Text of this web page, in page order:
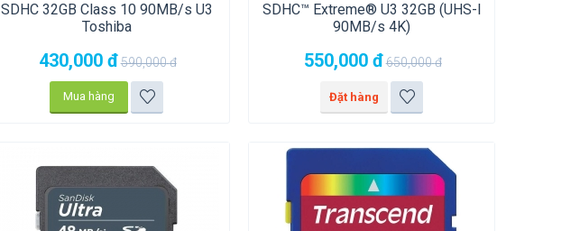
SDHC 32GB Class 10 90MB/s U3
Toshiba
430,000 đ590,000đ
Mua hàng
SDHC™ Extreme® U3 32GB (UHS-I
90MB/s 4K)
550,000 đ650,000đ
Đặt hàng